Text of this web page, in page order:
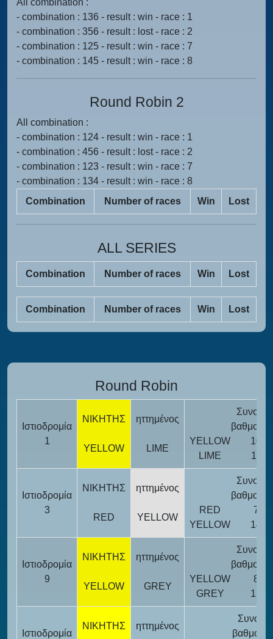
All combination :
- combination : 136 - result : win - race : 1
- combination : 356 - result : lost - race : 2
- combination : 125 - result : win - race : 7
- combination : 145 - result : win - race : 8
Round Robin 2
All combination :
- combination : 124 - result : win - race : 1
- combination : 456 - result : lost - race : 2
- combination : 123 - result : win - race : 7
- combination : 134 - result : win - race : 8
Combination
Number of races Win Lost
ALL SERIES
Combination Number of races Win Lost
Combination Number of races Win Lost
Round Robin
Ιστιοδρομία
1
ΝΙΚΗΤΗΣ
YELLOW
ηττημένος
LIME
YELLOW
10
LIME
11
Ιστιοδρομία
3
ΝΙΚΗΤΗΣ
RED
ηττημένος
YELLOW
RED
7
YELLOW
14
Ιστιοδρομία
9
ΝΙΚΗΤΗΣ
YELLOW
ηττημένος
GREY
YELLOW
8
GREY
13
Ιστιοδρομία
ΝΙΚΗΤΗΣ ηττημένος